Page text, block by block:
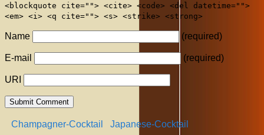
<blockquote cite=""> <cite> <code> <del datetime="">
<em> <i> <q cite=""> <s> <strike> <strong>
Name (required)
E-mail (required)
URI
Champagner-Cocktail Japanese-Cocktail